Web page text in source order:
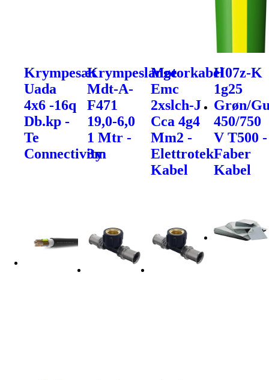
Krympesæt
Uada
4x6 -16q
Db.kp -
Te
Connectivity
Krympeslange
Mdt-A-
F471
19,0-6,0
1 Mtr -
3m
Motorkabel
Emc
2xslch-J
Cca 4g4
Mm2 -
Elettrotek
Kabel
H07z-K
1g25
Grøn/
450/750
V T500 -
Faber
Kabel